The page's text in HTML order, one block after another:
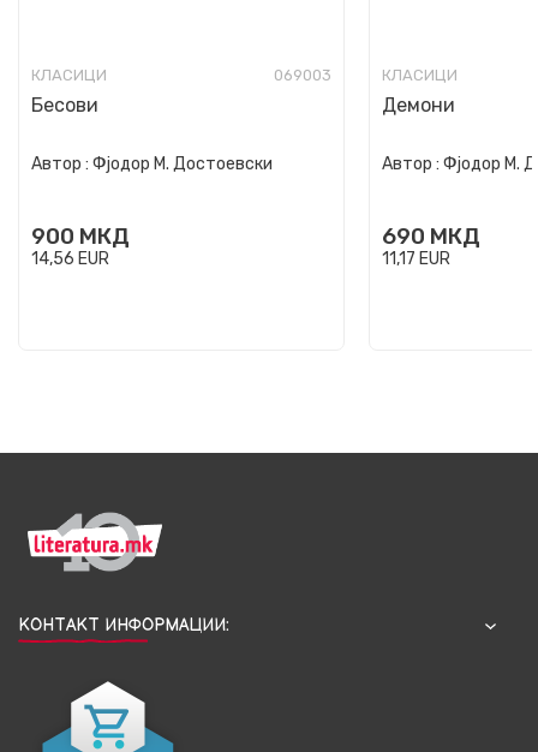
КЛАСИЦИ 069003
Бесови
Автор : Фјодор М. Достоевски
900 МКД
14,56 EUR
КЛАСИЦИ
Демони
Автор : Фјодор М.
690 МКД
11,17 EUR
КОНТАКТ ИНФОРМАЦИИ: